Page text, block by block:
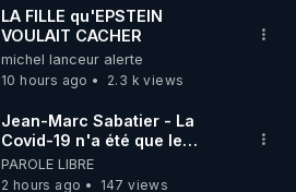
LA FILLE qu'EPSTEIN
VOULAIT CACHER
michel lanceur alerte
10 hours ago
2.3 k views
Jean-Marc Sabatier - La
Covid-19 n'a été que le
début - L'ARN messager
jusqu où ira-t-il ?
PAROLE LIBRE
2 hours ago
147 views